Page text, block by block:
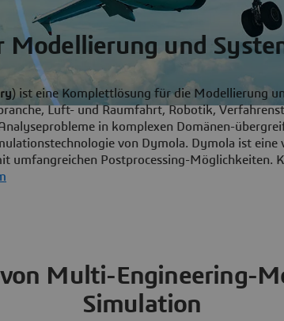
und
) ist eine Komplettlösung für die Modellierung
Luft- und Raumfahrt, Robotik,
in komplexen Domänen-
von Dymola. Dymola ist
umfangreichen Postprocessing-Möglichkeiten.
Multi-Engineering-
Simulation